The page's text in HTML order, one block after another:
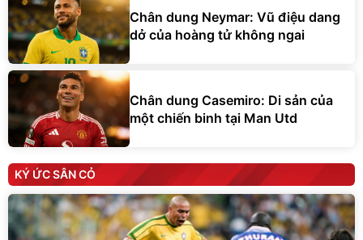
Chân dung Neymar: Vũ điệu dang
dở của hoàng tử không ngai
Chân dung Casemiro: Di sản của
một chiến binh tại Man Utd
KÝ ỨC SÂN CỎ